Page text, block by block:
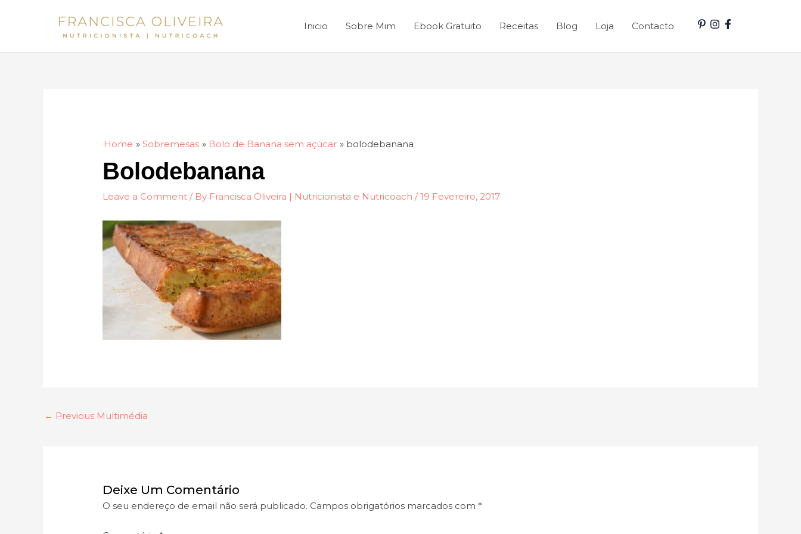
Inicio Sobre Mim Ebook Gratuito Receitas Blog Loja Contacto
Home Sobremesas Bolo de Banana sem açúcar bolodebanana
Bolodebanana
Leave a Comment / By Francisca Oliveira | Nutricionista e Nutricoach/19 Fevereiro, 2017
← Previous Multimédia
Deixe Um Comentário
O seu endereço de email não será publicado. Campos obrigatórios marcados com *